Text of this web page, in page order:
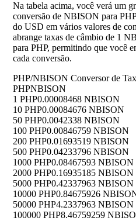
Na tabela acima, você verá um
conversão de NBISON para
do USD em vários valores de
abrange taxas de câmbio de 1
para PHP, permitindo que você
cada conversão.
PHP/NBISON Conversor de
PHPNBISON
1 PHP0.00008468 NBISON
10 PHP0.00084676 NBISON
50 PHP0.0042338 NBISON
100 PHP0.00846759 NBISON
200 PHP0.01693519 NBISON
500 PHP0.04233796 NBISON
1000 PHP0.08467593 NBISON
2000 PHP0.16935185 NBISON
5000 PHP0.42337963 NBISON
10000 PHP0.84675926
50000 PHP4.2337963 NBISON
100000 PHP8.46759259